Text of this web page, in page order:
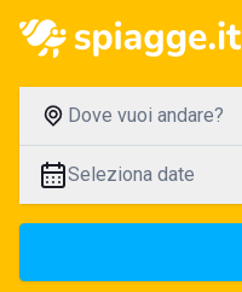
Dove vuoi andare?
Seleziona date